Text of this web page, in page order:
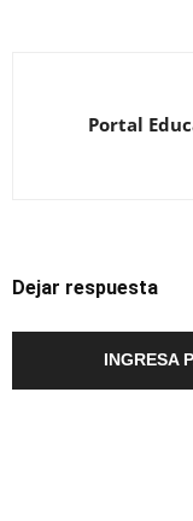
Portal
Dejar respuesta
INGRESA